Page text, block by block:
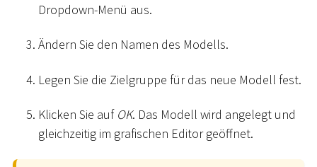
Dropdown-Menü aus.
Ändern Sie den Namen des Modells.
Legen Sie die Zielgruppe für das neue Modell fest.
Klicken Sie auf OK. Das Modell wird angelegt und
gleichzeitig im grafischen Editor geöffnet.